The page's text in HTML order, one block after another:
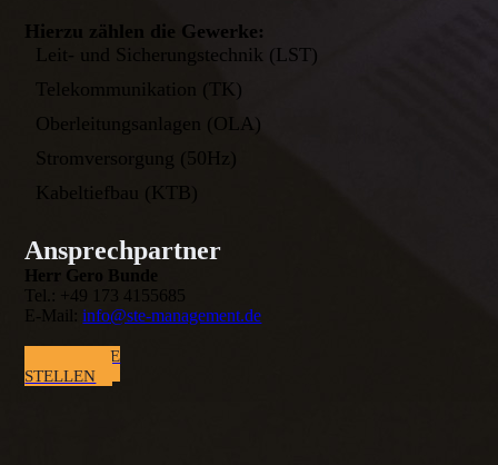
Hierzu zählen die Gewerke:
Leit- und Sicherungstechnik (LST)
Telekommunikation (TK)
Oberleitungsanlagen (OLA)
Stromversorgung (50Hz)
Kabeltiefbau (KTB)
Ansprechpartner
Herr Gero Bunde
Tel.: +49 173 4155685
E-Mail:info@ste-management.de
ANFRAGE
STELLEN